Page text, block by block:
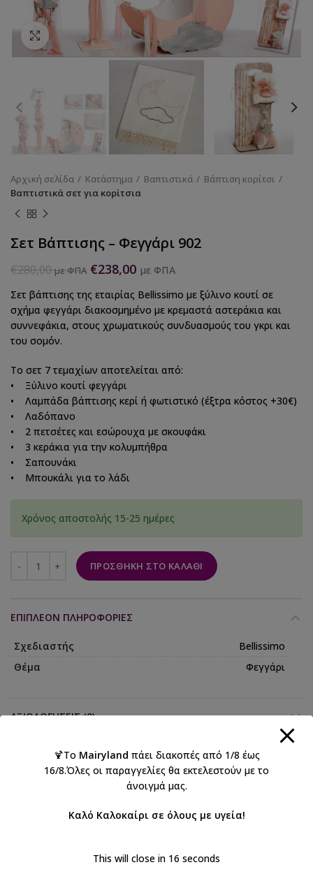
Κάντε κλικ για να μεγεθύνετε
Αρχική σελίδα Κατάστημα Βαπτιστικά
Βάπτιση κορίτσι
Βαπτιστικά σετ για κορίτσια
Σετ Βάπτισης – Φεγγάρι 902
€280,00 με ΦΠΑ €238,00 με ΦΠΑ
Σετ βάπτισης της εταιρίας Bellissimo με ξύλινο κουτί σε
σχήμα φεγγάρι διακοσμημένο με κρεμαστά αστεράκια και
συννεφάκια, στους χρωματικούς συνδυασμούς του γκρι και
του σομόν.
Το σετ 7 τεμαχίων αποτελείται από:
• Ξύλινο κουτί φεγγάρι
• Λαμπάδα βάπτισης κερί ή φωτιστικό (έξτρα κόστος +30€)
• Λαδόπανο
• 2 πετσέτες και εσώρουχα με σκουφάκι
• 3 κεράκια για την κολυμπήθρα
• Σαπουνάκι
• Μπουκάλι για το λάδι
Χρόνος αποστολής 15-25 ημέρες
ΠΡΟΣΘΉΚΗ ΣΤΟ ΚΑΛΆΘΙ
ΕΠΙΠΛΈΟΝ ΠΛΗΡΟΦΟΡΊΕΣ
Σχεδιαστής
Bellissimo
Θέμα
Φεγγάρι
ΑΞΙΟΛΟΓΉΣΕΙΣ (0)
ΑΠΟΣΤΟΛΉ & ΠΑΡΆΔΟΣΗ
Κωδικός προϊόντος:902
🍹Το Mairyland πάει διακοπές από 1/8 έως
16/8.Όλες οι παραγγελίες θα εκτελεστούν με το
άνοιγμά μας.
Καλό Καλοκαίρι σε όλους με υγεία!
This will close in 16 seconds